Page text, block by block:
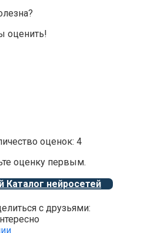
оценить!
оценок: 4
оценку первым.
Каталог нейросетей
с друзьями: